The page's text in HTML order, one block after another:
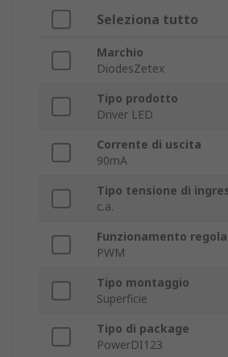
Seleziona tutto
Marchio
DiodesZetex
Tipo prodotto
Driver LED
Corrente di uscita
90mA
Tipo tensione di
c.a.
Funzionamento
PWM
Tipo montaggio
Superficie
Tipo di package
PowerDI123